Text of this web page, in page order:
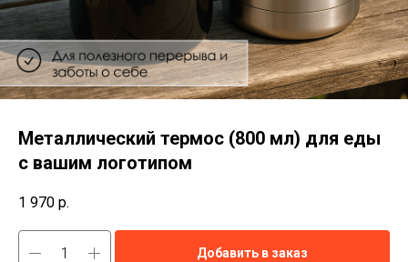
Металлический термос (800 мл) для еды
с вашим логотипом
1 970 р.
Добавить в заказ